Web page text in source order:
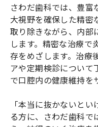
さわだ歯科では、豊富
大視野を確保した精密
取り除きながら、内部
します。精密な治療で
存をめざします。治療
アや定期検診について
で口腔内の健康維持を
「本当に抜かないと
る方に、さわだ歯科で